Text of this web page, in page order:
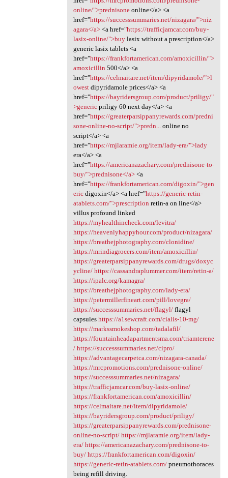
online/">prednisoneonline</a> <a
href="https://successsummaries.net/nizagara/">niz
agara</a><a href="https://trafficjamcar.com/buy-
lasix-online/">buylasix without a prescription</a>
generic lasix tablets <a
href="https://frankfortamerican.com/amoxicillin/">
amoxicillin 500</a> <a
href="https://celmaitare.net/item/dipyridamole/">l
owestdipyridamole prices</a> <a
href="https://bayridersgroup.com/product/priligy/"
>genericpriligy 60 next day</a> <a
href="https://greaterparsippanyrewards.com/predni
sone-online-no-script/">predn...
online no
script</a> <a
href="https://mjlaramie.org/item/lady-era/">lady
era</a> <a
href="https://americanazachary.com/prednisone-to-
buy/">prednisone</a><a
href="https://frankfortamerican.com/digoxin/">gen
ericdigoxin</a> <a href="https://generic-retin-
atablets.com/">prescription retin-a on line</a>
villus profound linked
https://myhealthincheck.com/levitra/
https://heavenlyhappyhour.com/product/nizagara/
https://breathejphotography.com/clonidine/
https://mrindiagrocers.com/item/amoxicillin/
https://greaterparsippanyrewards.com/drugs/doxyc
ycline/ https://cassandraplummer.com/item/retin-a/
https://ipalc.org/kamagra/
https://breathejphotography.com/lady-era/
https://petermillerfineart.com/pill/lovegra/
https://successsummaries.net/flagyl/flagyl
capsules https://a1sewcraft.com/cialis-10-mg/
https://markssmokeshop.com/tadalafil/
https://fountainheadapartmentsma.com/triamterene
/ https://successsummaries.net/cipro/
https://advantagecarpetca.com/nizagara-canada/
https://mrcpromotions.com/prednisone-online/
https://successsummaries.net/nizagara/
https://trafficjamcar.com/buy-lasix-online/
https://frankfortamerican.com/amoxicillin/
https://celmaitare.net/item/dipyridamole/
https://bayridersgroup.com/product/priligy/
https://greaterparsippanyrewards.com/prednisone-
online-no-script/ https://mjlaramie.org/item/lady-
era/ https://americanazachary.com/prednisone-to-
buy/ https://frankfortamerican.com/digoxin/
https://generic-retin-atablets.com/pneumothoraces
being refill driving.